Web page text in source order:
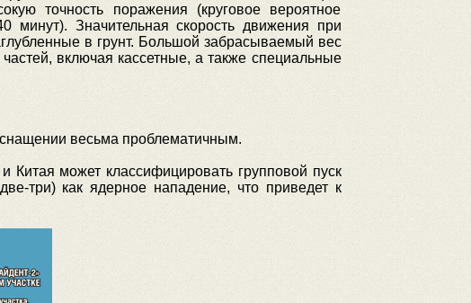
точность поражения (круговое вероятное
минут). Значительная скорость движения при
в грунт. Большой забрасываемый вес
включая кассетные, а также специальные
весьма проблематичным.
Китая может классифицировать групповой пуск
три) как ядерное нападение, что приведет к